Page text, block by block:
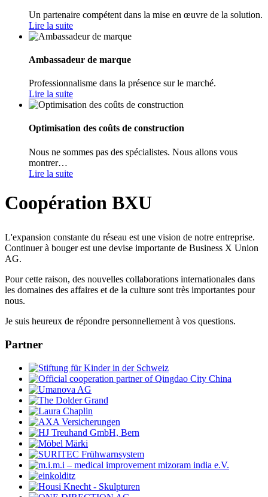
Un partenaire compétent dans la mise en œuvre de la solution.
Lire la suite
Ambassadeur de marque
Professionnalisme dans la présence sur le marché.
Lire la suite
Optimisation des coûts de construction
Nous ne sommes pas des spécialistes. Nous allons vous
montrer…
Lire la suite
Coopération BXU
L'expansion constante du réseau est une vision de notre entreprise.
Continuer à bouger est une devise importante de Business X Union
AG.
Pour cette raison, des nouvelles collaborations internationales dans
les domaines des affaires et de la culture sont très importantes pour
nous.
Je suis heureux de répondre personnellement à vos questions.
Partner